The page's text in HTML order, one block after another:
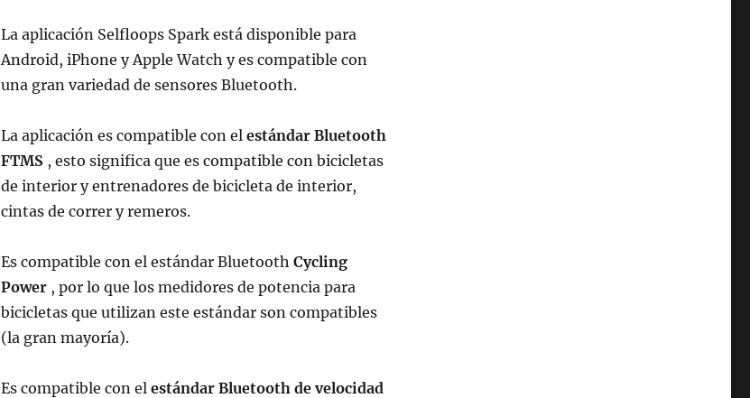
La aplicación Selfloops Spark está disponible para
Android, iPhone y Apple Watch y es compatible con
una gran variedad de sensores Bluetooth.
La aplicación es compatible con elestándar Bluetooth
FTMS , esto significa que es compatible con bicicletas
de interior y entrenadores de bicicleta de interior,
cintas de correr y remeros.
Es compatible con el estándar BluetoothCycling
Power , por lo que los medidores de potencia para
bicicletas que utilizan este estándar son compatibles
(la gran mayoría).
Es compatible con elestándar Bluetooth de velocidad